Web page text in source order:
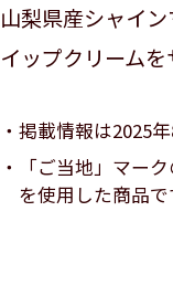
山梨県産シャイ
イップクリームを
掲載情報は2025年
「ご当地」マー
を使用した商品で